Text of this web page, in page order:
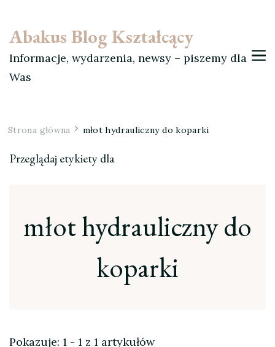
Abakus Blog Kształcący
Informacje, wydarzenia, newsy – piszemy dla
Was
Strona główna młot hydrauliczny do koparki
Przeglądaj etykiety dla
młot hydrauliczny do
koparki
Pokazuje: 1 - 1 z 1 artykułów